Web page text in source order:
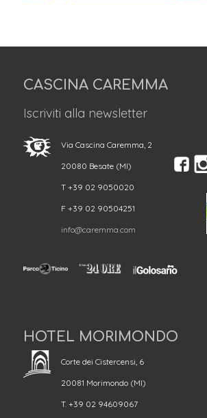
CASCINA CAREMMA
Iscriviti alla newsletter
Via Cascina Caremma, 2
20080 Besate (MI)
T +39 02 9050020
F +39 02 90504251
info@caremma.com
HOTEL MORIMONDO
Corte dei Cistercensi, 6
20081 Morimondo (MI)
T. +39 02 94609067